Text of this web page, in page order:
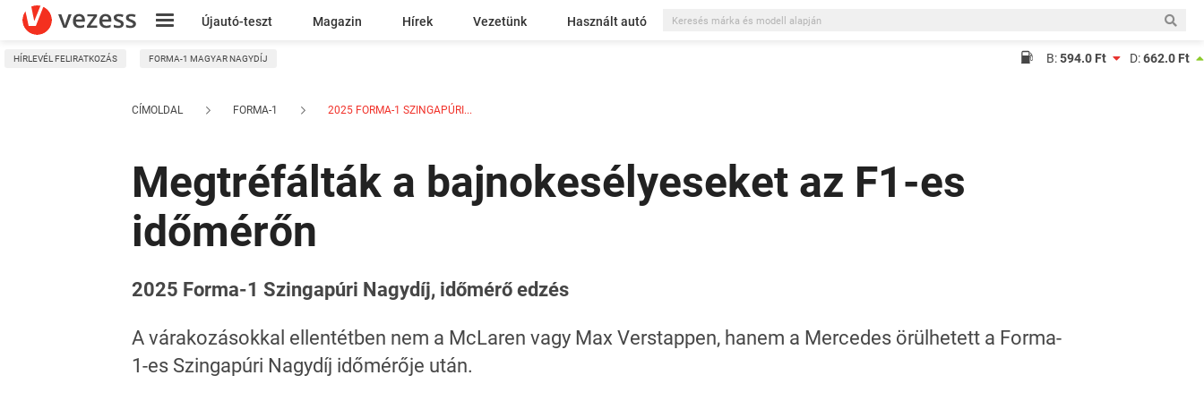
Újautó-teszt Magazin Hírek Vezetünk Használt autó
Kresz
HÍRLEVÉL FELIRATKOZÁS FORMA-1 MAGYAR NAGYDÍJ B:594.0 Ft D:662.0 Ft
CÍMOLDAL FORMA-1 2025 FORMA-1 SZINGAPÚRI...
Megtréfálták a bajnokesélyeseket az F1-es
időmérőn
2025 Forma-1 Szingapúri Nagydíj, időmérő edzés
A várakozásokkal ellentétben nem a McLaren vagy Max Verstappen, hanem a Mercedes örülhetett a Forma-
1-es Szingapúri Nagydíj időmérője után.